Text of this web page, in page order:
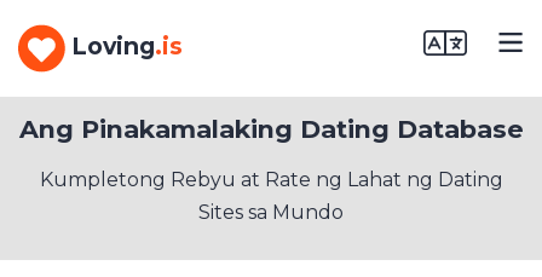
Loving.is
Ang Pinakamalaking Dating Database
Kumpletong Rebyu at Rate ng Lahat ng Dating
Sites sa Mundo